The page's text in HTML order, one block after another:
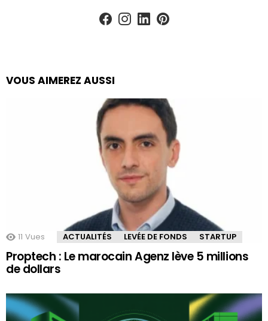
VOUS AIMEREZ AUSSI
11 Vues ACTUALITÉS LEVÉE DE FONDS STARTUP
Proptech : Le marocain Agenz lève 5 millions
de dollars